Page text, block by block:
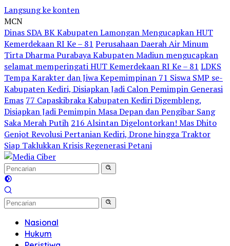
Langsung ke konten
MCN
Dinas SDA BK Kabupaten Lamongan Mengucapkan HUT
Kemerdekaan RI Ke – 81 Perusahaan Daerah Air Minum
Tirta Dharma Purabaya Kabupaten Madiun mengucapkan
selamat memperingati HUT Kemerdekaan RI Ke – 81 LDKS
Tempa Karakter dan Jiwa Kepemimpinan 71 Siswa SMP se-
Kabupaten Kediri, Disiapkan Jadi Calon Pemimpin Generasi
Emas 77 Capaskibraka Kabupaten Kediri Digembleng,
Disiapkan Jadi Pemimpin Masa Depan dan Pengibar Sang
Saka Merah Putih 216 Alsintan Digelontorkan! Mas Dhito
Genjot Revolusi Pertanian Kediri, Drone hingga Traktor
Siap Taklukkan Krisis Regenerasi Petani
Nasional
Hukum